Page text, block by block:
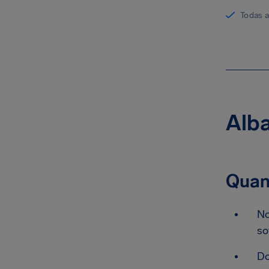
Todas